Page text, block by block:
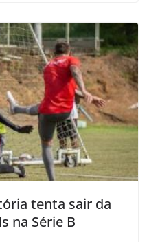
tenta sair da
na Série B